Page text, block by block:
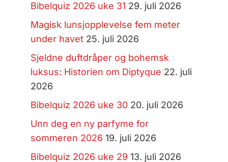
Bibelquiz 2026 uke 31 29. juli 2026
Magisk lunsjopplevelse fem meter
under havet 25. juli 2026
Sjeldne duftdråper og bohemsk
luksus: Historien om Diptyque 22. juli
2026
Bibelquiz 2026 uke 30 20. juli 2026
Unn deg en ny parfyme for
sommeren 2026 19. juli 2026
Bibelquiz 2026 uke 29 13. juli 2026